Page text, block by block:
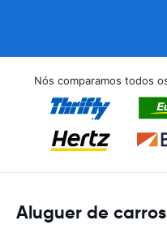
Nós comparamos todos
Aluguer de